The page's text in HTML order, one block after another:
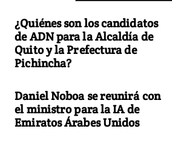
¿Quiénes son los candidatos
de ADN para la Alcaldía de
Quito y la Prefectura de
Pichincha?
Daniel Noboa se reunirá con
el ministro para la IA de
Emiratos Árabes Unidos